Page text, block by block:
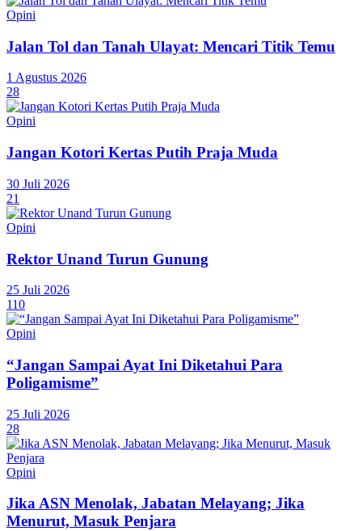
Opini
Jalan Tol dan Tanah Ulayat: Mencari Titik Temu
1 Agustus 2026
28
Opini
Jangan Kotori Kertas Putih Praja Muda
30 Juli 2026
21
Opini
Rektor Unand Turun Gunung
25 Juli 2026
110
Opini
“Jangan Sampai Ayat Ini Diketahui Para
Poligamisme”
25 Juli 2026
28
Opini
Jika ASN Menolak, Jabatan Melayang; Jika
Menurut, Masuk Penjara